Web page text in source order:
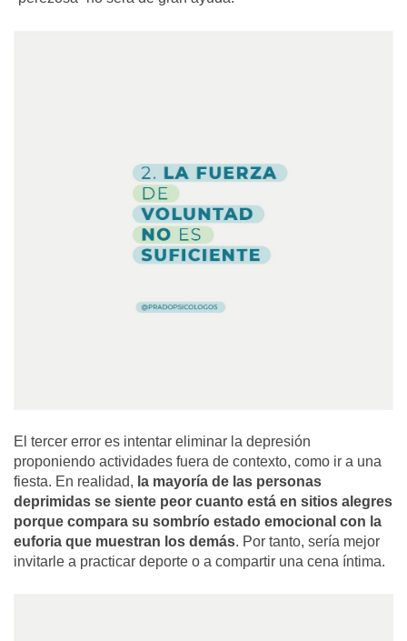
El tercer error es intentar eliminar la depresión
proponiendo actividades fuera de contexto, como ir a una
fiesta. En realidad, la mayoría de las personas
deprimidas se siente peor cuanto está en sitios alegres
porque compara su sombrío estado emocional con la
euforia que muestran los demás. Por tanto, sería mejor
invitarle a practicar deporte o a compartir una cena íntima.